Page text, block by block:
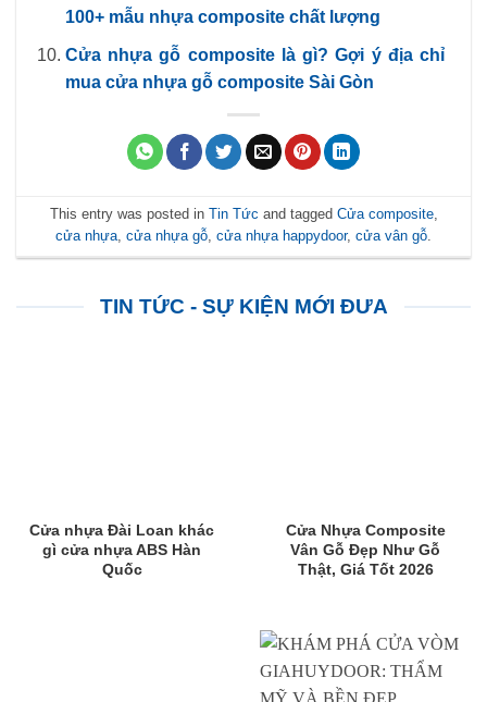
100+ mẫu nhựa composite chất lượng
Cửa nhựa gỗ composite là gì? Gợi ý địa chỉ
mua cửa nhựa gỗ composite Sài Gòn
This entry was posted in Tin Tức and tagged Cửa composite,
cửa nhựa cửa nhựa gỗ cửa nhựa happydoor, cửa vân gỗ
TIN TỨC - SỰ KIỆN MỚI ĐƯA
Cửa nhựa Đài Loan khác
gì cửa nhựa ABS Hàn
Quốc
Cửa Nhựa Composite
Vân Gỗ Đẹp Như Gỗ
Thật, Giá Tốt 2026